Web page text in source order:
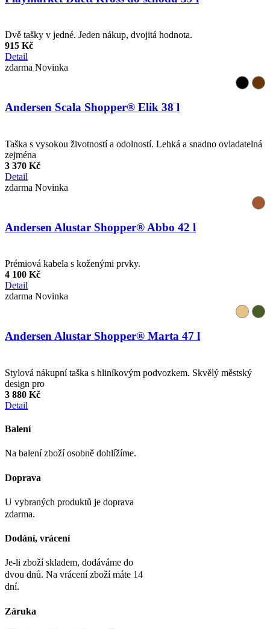
Dvě tašky v jedné. Jeden nákup, dvojitá hodnota.
915 Kč
Detail
zdarma Novinka
Andersen Scala Shopper® Elik 38 l
Taška s vysokou životností a odolností. Lehká a snadno ovladatelná
zejména
3 370 Kč
Detail
zdarma Novinka
Andersen Alustar Shopper® Abbo 42 l
Prémiová kabela s koženými prvky.
4 100 Kč
Detail
zdarma Novinka
Andersen Alustar Shopper® Marta 47 l
Stylová nákupní taška s hliníkovým podvozkem. Skvělý městský
design pro
3 880 Kč
Detail
Balení
Na balení zboží osobně dohlížíme.
Doprava
U vybraných produktů je doprava
zdarma.
Dodání, vrácení
Je-li zboží skladem, dodáváme do
dvou dnů. Na vrácení zboží máte 14
dní.
Záruka